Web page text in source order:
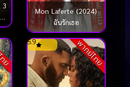
3
Mon Laferte (2024)
ฉันรักเธอ
ย พากย์ไทย
5.9